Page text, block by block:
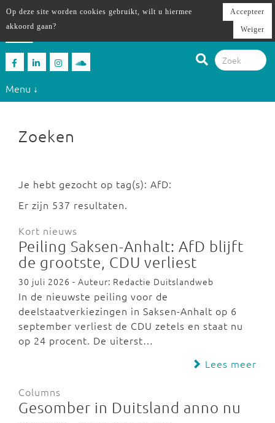
Menu ↓
Zoeken
Je hebt gezocht op tag(s): AfD:
Er zijn 537 resultaten.
Kort nieuws
Peiling Saksen-Anhalt: AfD blijft
de grootste, CDU verliest
30 juli 2026 - Auteur: Redactie Duitslandweb
In de nieuwste peiling voor de
deelstaatverkiezingen in Saksen-Anhalt op 6
september verliest de CDU zetels en staat nu
op 24 procent. De uiterst…
Lees meer
Columns
Gesomber in Duitsland anno nu
Op deze site worden cookies gebruikt, wilt u hiermee
akkoord gaan?
Accepteer
Weiger